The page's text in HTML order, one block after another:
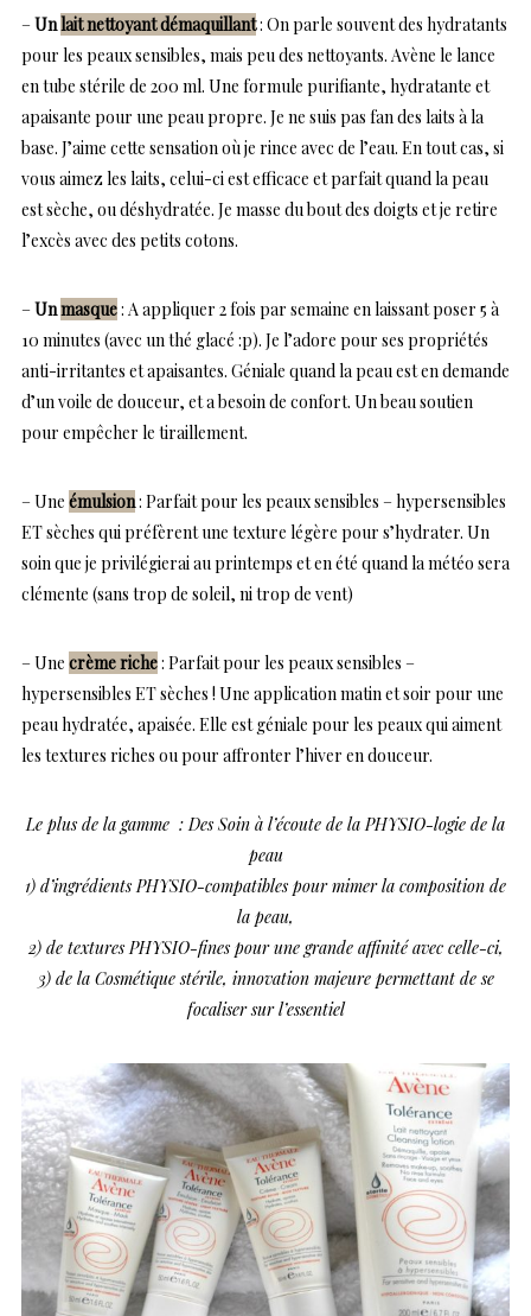
–Unlait nettoyant démaquillant: On parle souvent des hydratants
pour les peaux sensibles, mais peu des nettoyants. Avène le lance
en tube stérile de 200 ml. Une formule purifiante, hydratante et
apaisante pour une peau propre. Je ne suis pas fan des laits à la
base. J’aime cette sensation où je rince avec de l’eau. En tout cas, si
vous aimez les laits, celui-ci est efficace et parfait quand la peau
est sèche, ou déshydratée. Je masse du bout des doigts et je retire
l’excès avec des petits cotons.
–Unmasque: A appliquer 2 fois par semaine en laissant poser 5 à
10 minutes (avec un thé glacé :p). Je l’adore pour ses propriétés
anti-irritantes et apaisantes. Géniale quand la peau est en demande
d’un voile de douceur, et a besoin de confort. Un beau soutien
pour empêcher le tiraillement.
– Une émulsion: Parfait pour les peaux sensibles – hypersensibles
ET sèches qui préfèrent une texture légère pour s’hydrater. Un
soin que je privilégierai au printemps et en été quand la météo sera
clémente (sans trop de soleil, ni trop de vent)
– Une crème riche: Parfait pour les peaux sensibles –
hypersensibles ET sèches ! Une application matin et soir pour une
peau hydratée, apaisée. Elle est géniale pour les peaux qui aiment
les textures riches ou pour affronter l’hiver en douceur.
Le plus de la gamme : Des Soin à l’écoute de la PHYSIO-logie de la
peau
1) d’ingrédients PHYSIO-compatibles pour mimer la composition de
la peau,
2) de textures PHYSIO-fines pour une grande affinité avec celle-ci,
3) de la Cosmétique stérile, innovation majeure permettant de se
focaliser sur l’essentiel